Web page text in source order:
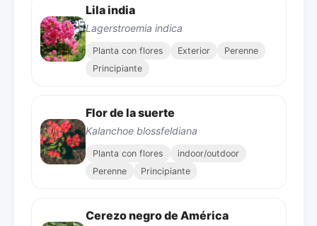
Lila india
Lagerstroemia indica
Planta con flores Exterior
Perenne
Principiante
Flor de la suerte
Kalanchoe blossfeldiana
Planta con flores
indoor/outdoor
Perenne
Principiante
Cerezo negro de América